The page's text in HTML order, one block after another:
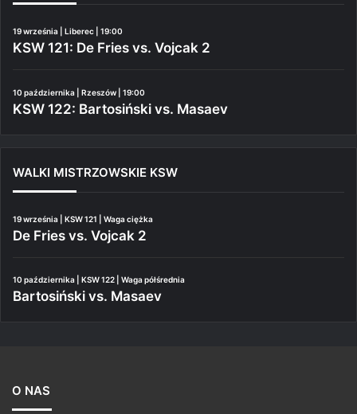
19 września | Liberec | 19:00
KSW 121: De Fries vs. Vojcak 2
10 października | Rzeszów | 19:00
KSW 122: Bartosiński vs. Masaev
WALKI MISTRZOWSKIE KSW
19 września | KSW 121 | Waga ciężka
De Fries vs. Vojcak 2
10 października | KSW 122 | Waga półśrednia
Bartosiński vs. Masaev
O NAS